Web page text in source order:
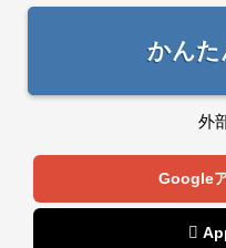
かんた
外
Google
